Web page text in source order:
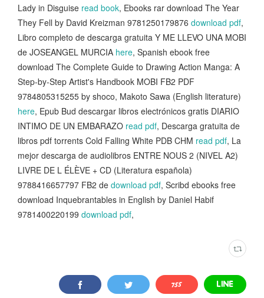
Lady in Disguise read book, Ebooks rar download The Year
They Fell by David Kreizman 9781250179876 download pdf,
Libro completo de descarga gratuita Y ME LLEVO UNA MOBI
de JOSEANGEL MURCIA here, Spanish ebook free
download The Complete Guide to Drawing Action Manga: A
Step-by-Step Artist's Handbook MOBI FB2 PDF
9784805315255 by shoco, Makoto Sawa (English literature)
here, Epub Bud descargar libros electrónicos gratis DIARIO
INTIMO DE UN EMBARAZO read pdf, Descarga gratuita de
libros pdf torrents Cold Falling White PDB CHM read pdf, La
mejor descarga de audiolibros ENTRE NOUS 2 (NIVEL A2)
LIVRE DE L ÉLÈVE + CD (Literatura española)
9788416657797 FB2 de download pdf, Scribd ebooks free
download Inquebrantables in English by Daniel Habif
9781400220199 download pdf,